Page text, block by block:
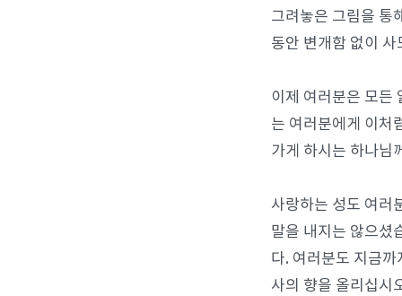
그려놓은 그림을 통
동안 변개함 없이
이제 여러분은 모든
는 여러분에게 이처
가게 하시는 하나님
사랑하는 성도 여러
말을 내지는 않으셨
다. 여러분도 지금
사의 향을 올리십시